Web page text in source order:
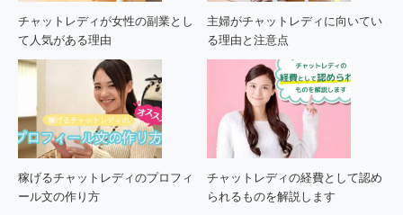
チャットレディが女性の副業とし
て人気がある理由
主婦がチャットレディに向いてい
る理由と注意点
稼げるチャットレディのプロフィ
ール文の作り方
チャットレディの経費として認め
られるものを解説します